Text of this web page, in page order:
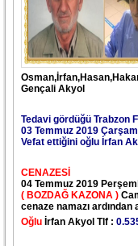
Gençali Akyol
Tedavi gördüğü Trabzon
03 Temmuz 2019
Vefat ettiğini oğlu İrfan
CENAZESİ
04 Temmuz 2019
( BOZDAĞ KAZONA )
cenaze namazı
Oğluİrfan Akyol Tlf :